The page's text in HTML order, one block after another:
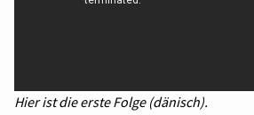
Hier ist die erste Folge (dänisch).